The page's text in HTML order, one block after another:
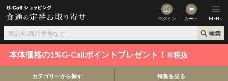
ログイン カート MENU
本体価格の1%G-Callポイントプレゼント！ ※税抜
カテゴリーから探す 特集を見る